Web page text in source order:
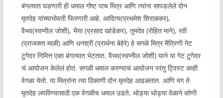
बंगल्यात घडणारी ही धमाल गोष्ट पाच मित्र आणि त्यांना सापडलेले दोन
मृतदेह यांच्याभोवती फिरणारी आहे. आदित्य(प्रथमेश शिराळकर),
वैभव(स्वप्नील जोशी), भैया (प्रसाद खांडेकर), तुमदेव (रोहित माने), रवी
(प्राजक्ता माळी) आणि धनश्री (प्रार्थना बेहेरे) हे सगळे मित्र मैत्रिणी गेट
टुगेदर निमित्त एका बंगल्यात भेटतात. वैभव(स्वप्नील जोशी) याने या गेट टुगेदर
चं आयोजन केलेलं होतं. सगळी धमाल करण्याचं आयोजन परंतु ट्विस्ट काही
वेगळा येतो. या मित्रांना‌ त्या ठिकाणी दोन मृतदेह आढळतात. आणि मग ते
मृतदेह लपविण्यासाठी एक वेगळीच धमाल उडते. थोड्या थोड्या वेळाने कोणी